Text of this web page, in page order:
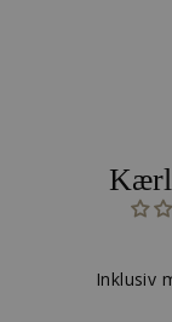
Inklusiv